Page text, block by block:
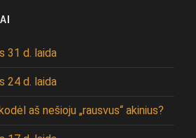
31 d. laida
24 d. laida
aš nešioju „rausvus“ akinius?